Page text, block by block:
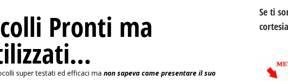
Pronti ma
super testati ed efficaci ma non sapeva come presentare il suo
Se ti